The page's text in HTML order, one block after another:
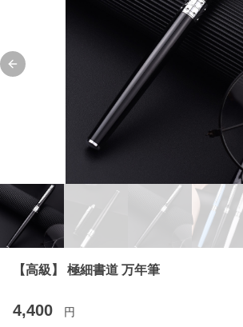
Previous slide
【高級】 極細書道 万年筆
4,400 円